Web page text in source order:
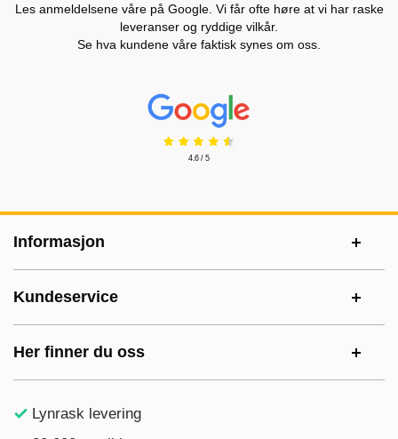
Les anmeldelsene våre på Google. Vi får ofte høre at vi har raske
leveranser og ryddige vilkår.
Se hva kundene våre faktisk synes om oss.
Prisjakt Vurdering: 4.6 Stjerne
4.6 / 5
Informasjon
Kundeservice
Her finner du oss
Lynrask levering